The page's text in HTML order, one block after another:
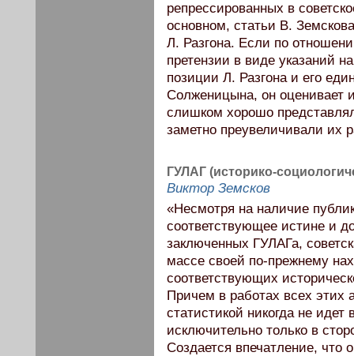
репрессированных в
основном, статьи В.
Л. Разгона. Если по
претензии в виде указаний
позиции Л. Разгона и его
Солженицына, он оценивает
слишком хорошо
заметно преувеличивали их
ГУЛАГ (историко-
Виктор Земсков
«Несмотря на наличие
соответствующее истине и
заключенных ГУЛАГа,
массе своей по-прежнему
соответствующих
Причем в работах всех этих
статистикой никогда не
исключительно только в
Создается впечатление,